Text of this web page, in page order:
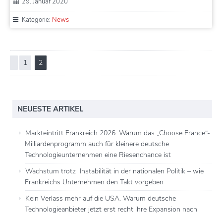
Kategorie: News
1 2
NEUESTE ARTIKEL
Markteintritt Frankreich 2026: Warum das „Choose France“-
Milliardenprogramm auch für kleinere deutsche
Technologieunternehmen eine Riesenchance ist
Wachstum trotz Instabilität in der nationalen Politik – wie
Frankreichs Unternehmen den Takt vorgeben
Kein Verlass mehr auf die USA. Warum deutsche
Technologieanbieter jetzt erst recht ihre Expansion nach